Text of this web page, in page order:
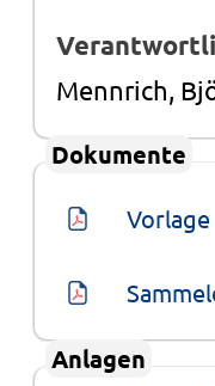
Mennrich,
Dokumente
Vorlage
Anlagen